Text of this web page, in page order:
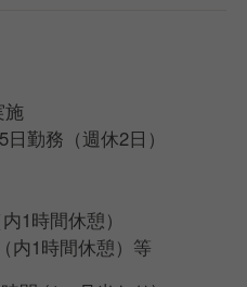
施
勤務（週休2日）
1時間休憩）
内1時間休憩）等